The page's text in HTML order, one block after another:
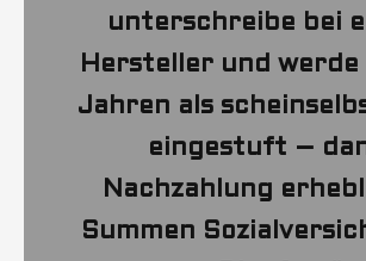
unterschreibe bei
Hersteller und werde
Jahren als
eingestuft –
Nachzahlung
Summen